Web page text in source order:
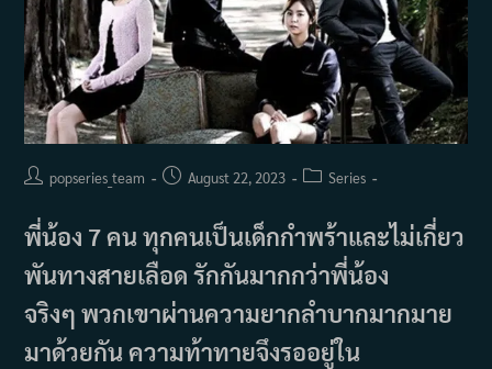
Postpopseries_team
PostAugust 22, 2023
PostSeries
พี่น้อง 7 คน ทุกคนเป็นเด็กกำพร้าและไม่เกี่ยว
พันทางสายเลือด รักกันมากกว่าพี่น้อง
จริงๆ พวกเขาผ่านความยากลำบากมากมาย
มาด้วยกัน ความท้าทายจึงรออยู่ใน